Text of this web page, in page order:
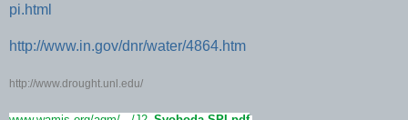
pi.html
http://www.in.gov/dnr/water/4864.htm
http://www.drought.unl.edu/